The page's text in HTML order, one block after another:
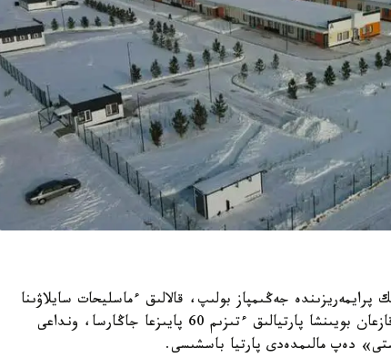
جەڭىمپاز بولىپ، قالالىق ءماسليحات سايلاۋىنا
ارنالعان پارتيالىق تىزىمگە ەنگەن. جالپى، جەزقازعان بويىنشا پارتيالىق ءتىزىم 60 پايىزعا جاڭارسا، ونداعى